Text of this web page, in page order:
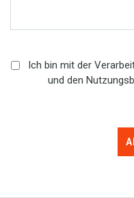
Ich bin mit der
und den